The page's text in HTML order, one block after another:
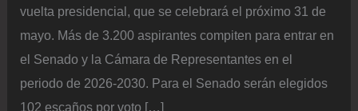
vuelta presidencial, que se celebrará el próximo 31 de
mayo. Más de 3.200 aspirantes compiten para entrar en
el Senado y la Cámara de Representantes en el
periodo de 2026-2030. Para el Senado serán elegidos
102 escaños por voto […]